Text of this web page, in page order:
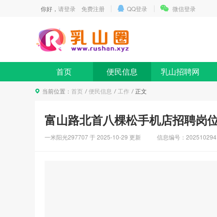
你好， 请登录 免费注册 QQ登录 微信登录
首页 便民信息 乳山招聘网
当前位置： 首页 便民信息 工作 正文
富山路北首八棵松手机店招聘岗
一米阳光297707 于2025-10-29 更新 信息编号：202510294